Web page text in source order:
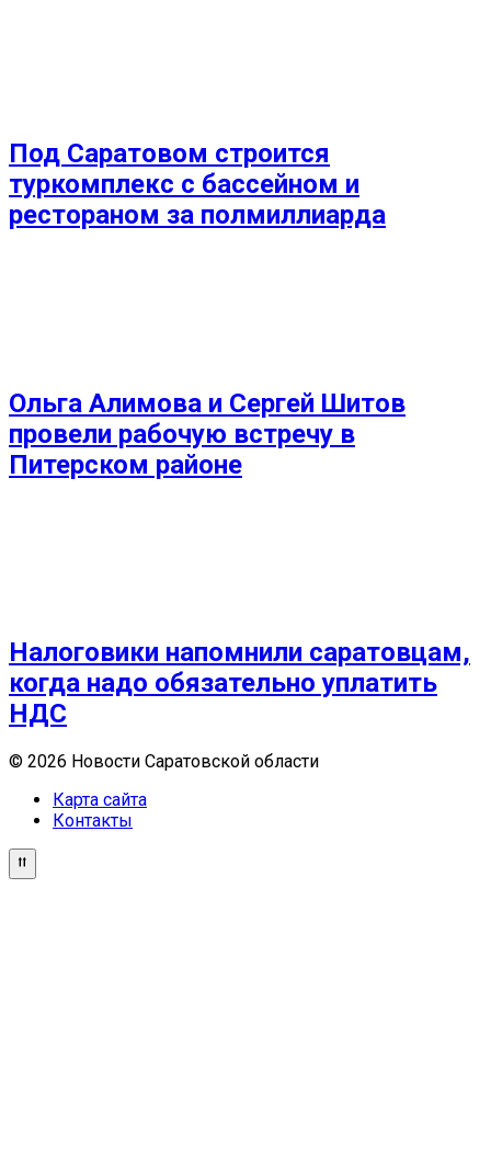
Под Саратовом строится
туркомплекс с бассейном и
рестораном за полмиллиарда
Ольга Алимова и Сергей Шитов
провели рабочую встречу в
Питерском районе
Налоговики напомнили саратовцам,
когда надо обязательно уплатить
НДС
© 2026 Новости Саратовской области
Карта сайта
Контакты